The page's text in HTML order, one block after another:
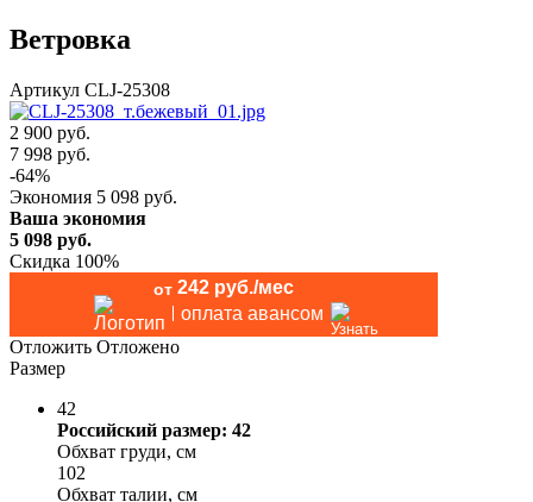
Ветровка
Артикул CLJ-25308
2 900 руб.
7 998 руб.
-64%
Экономия 5 098 руб.
Ваша экономия
5 098 руб.
Скидка 100%
от 242 руб./мес
оплата авансом
Отложить Отложено
Размер
42
Российский размер: 42
Обхват груди, см
102
Обхват талии, см